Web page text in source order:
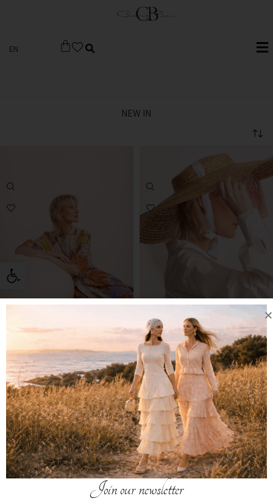
פתח
EN
NEW IN
New Collection
קנה מוצר
New Collection
קנה מוצר
Join our newsletter